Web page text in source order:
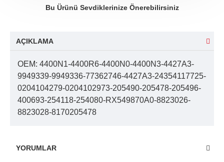
Bu Ürünü Sevdiklerinize Önerebilirsiniz
AÇIKLAMA
OEM: 4400N1-4400R6-4400N0-4400N3-4427A3-
9949339-9949336-77362746-4427A3-24354117725-
0204104279-0204102973-205490-205478-205496-
400693-254118-254080-RX549870A0-8823026-
8823028-8170205478
YORUMLAR